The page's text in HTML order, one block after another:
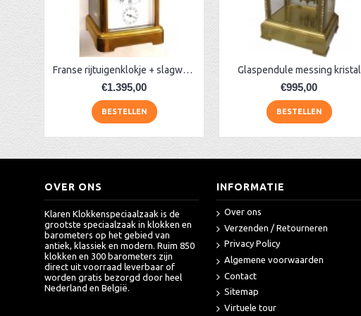
Franse rijtuigenklokje + slagwerk, wekker
€1.395,00
BESTELLEN
Glaspendule messing kristal
€995,00
BESTELLEN
OVER ONS
Klaren Klokkenspeciaalzaak is de
grootste speciaalzaak in klokken en
barometers op het gebied van
antiek, klassiek en modern. Ruim 850
klokken en 300 barometers zijn
direct uit voorraad leverbaar of
worden gratis bezorgd door heel
Nederland en België.
INFORMATIE
Over ons
Verzenden / Retourneren
Privacy Policy
Algemene voorwaarden
Contact
Sitemap
Virtuele tour